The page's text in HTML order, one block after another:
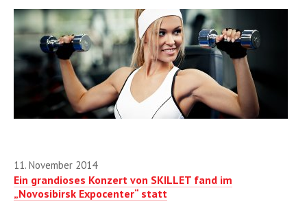
11. November 2014
Ein grandioses Konzert von SKILLET fand im
„Novosibirsk Expocenter“ statt